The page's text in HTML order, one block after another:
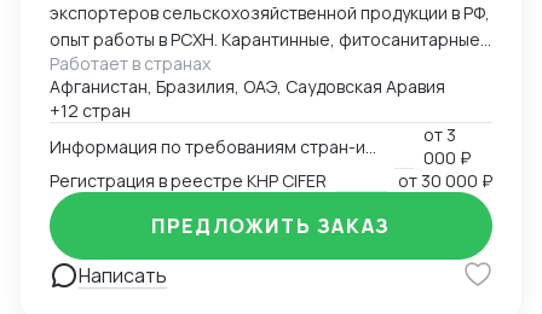
экспортеров сельскохозяйственной продукции в РФ,
опыт работы в РСХН. Карантинные, фитосанитарные,
ветеринарные и иные сертификаты. Взаимодействие
с лабораториями, госорганами, сюрвейерами,
фумигаторами и т.д. Работа в ГИС Аргус-фито,
Меркурий, Цербер. Аттестация предприятия для
экспорта.
Работает в странах
Афганистан, Бразилия, ОАЭ, Саудовская Аравия
+12 стран
от 3
000 ₽
Регистрация в реестре КНР CIFER
от 30 000 ₽
Написать
ПРЕДЛОЖИТЬ ЗАКАЗ